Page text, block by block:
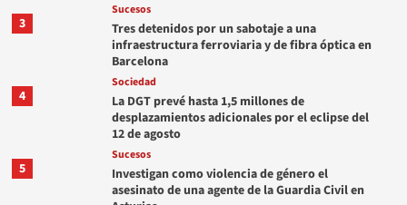
3
Sucesos
Tres detenidos por un sabotaje a una
infraestructura ferroviaria y de fibra óptica en
Barcelona
4
Sociedad
La DGT prevé hasta 1,5 millones de
desplazamientos adicionales por el eclipse del
12 de agosto
5
Sucesos
Investigan como violencia de género el
asesinato de una agente de la Guardia Civil en